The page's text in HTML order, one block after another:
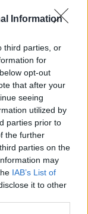
Information
third parties, or
for
opt-out
that after your
seeing
utilized by
parties prior to
the further
parties on the
may
IAB’s List of
it to other